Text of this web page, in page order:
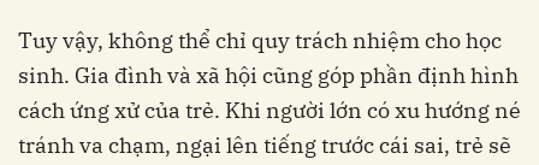
Tuy vậy, không thể chỉ quy trách nhiệm cho học
sinh. Gia đình và xã hội cũng góp phần định hình
cách ứng xử của trẻ. Khi người lớn có xu hướng né
tránh va chạm, ngại lên tiếng trước cái sai, trẻ sẽ